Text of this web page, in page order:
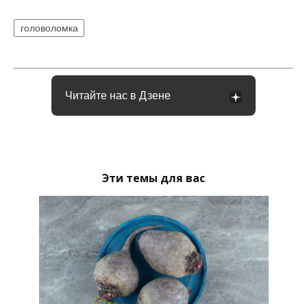
головоломка
Читайте нас в Дзене
Эти темы для вас